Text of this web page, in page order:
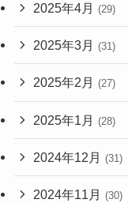
2025年4月 (29)
2025年3月 (31)
2025年2月 (27)
2025年1月 (28)
2024年12月 (31)
2024年11月 (30)